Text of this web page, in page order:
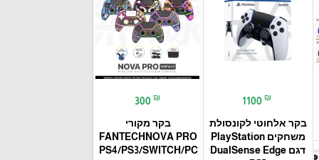
1100 ₪
בקר אלחוטי לקונסולת
משחקים PlayStation
דגם DualSense Edge
300 ₪
בקר מקורי
FANTECHNOVA PRO
PS4/PS3/SWITCH/PC